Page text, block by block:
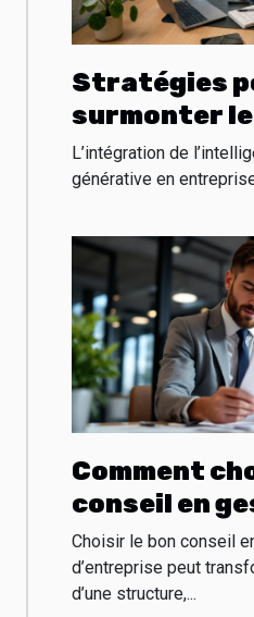
Stratégies
surmonter
à
générative
L’intégration de
générative en
Comment
conseil en
d’entreprise
Choisir le bon conseil
d’entreprise peut
d’une structure,...